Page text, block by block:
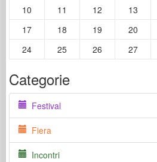
10 11 12 13
17
18 19 20
24
25 26 27
Categorie
Festival
Fiera
Incontri